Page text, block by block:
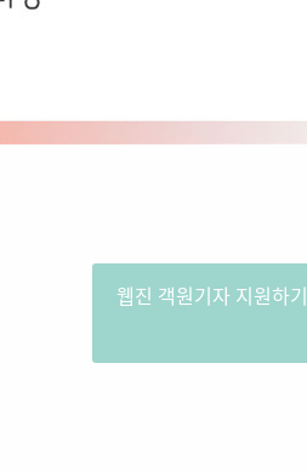
웹진 객원기자 지원하기